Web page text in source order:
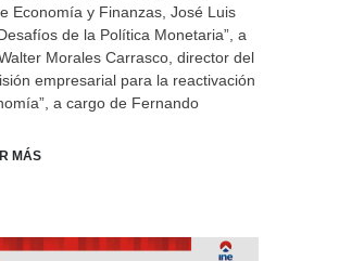
Economía y Finanzas, José Luis
de la Política Monetaria”, a
Morales Carrasco, director del
empresarial para la reactivación
a cargo de Fernando
MÁS